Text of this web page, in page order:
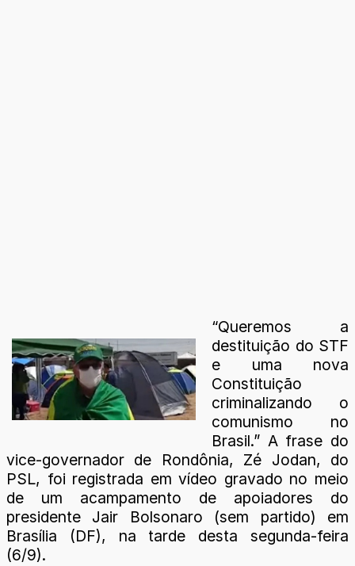
“Queremos a
destituição do STF
e uma nova
Constituição
criminalizando o
comunismo no
Brasil.” A frase do
vice-governador de Rondônia, Zé Jodan, do
PSL, foi registrada em vídeo gravado no meio
de um acampamento de apoiadores do
presidente Jair Bolsonaro (sem partido) em
Brasília (DF), na tarde desta segunda-feira
(6/9).